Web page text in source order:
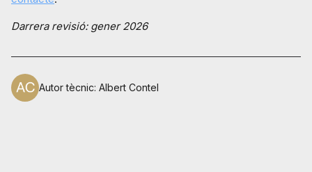
Darrera revisió: gener 2026
Autor tècnic: Albert Contel